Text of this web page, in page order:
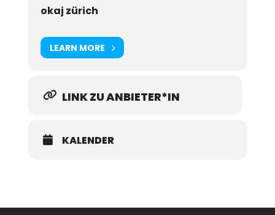
okaj zürich
LEARN MORE
LINK ZU ANBIETER*IN
KALENDER